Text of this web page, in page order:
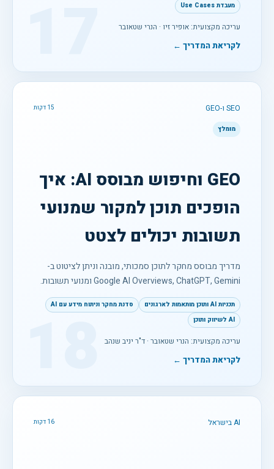
מעבדת Use Cases
עריכה מקצועית: אופיר זיו · הנרי שטאובר
לקריאת המדריך ←
SEO ו-GEO 15 דקות
מומלץ
GEO וחיפוש מבוסס AI: איך
הופכים תוכן למקור שמנועי
תשובות יכולים לצטט
מדריך מבוסס מחקר לתוכן סמכותי, מובנה וניתן לציטוט ב-
Google AI Overviews, ChatGPT, Gemini ומנועי תשובות.
תכניות AI ותוכן מותאמות לארגונים
סדנת מחקר וניתוח מידע עם AI
AI לשיווק ותוכן
עריכה מקצועית: הנרי שטאובר · ד"ר יניב שנהב
לקריאת המדריך ←
AI בישראל 16 דקות